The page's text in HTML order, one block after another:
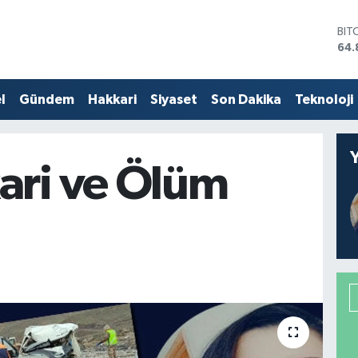
Gündem Hakkari Siyaset Son Dakika Teknoloji
ve Ölüm